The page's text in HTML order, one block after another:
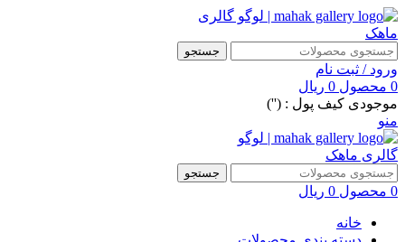
جستجو
ورود / ثبت نام
0 محصول 0 ریال
موجودی کیف پول : ('')
منو
جستجو
0 محصول 0 ریال
خانه